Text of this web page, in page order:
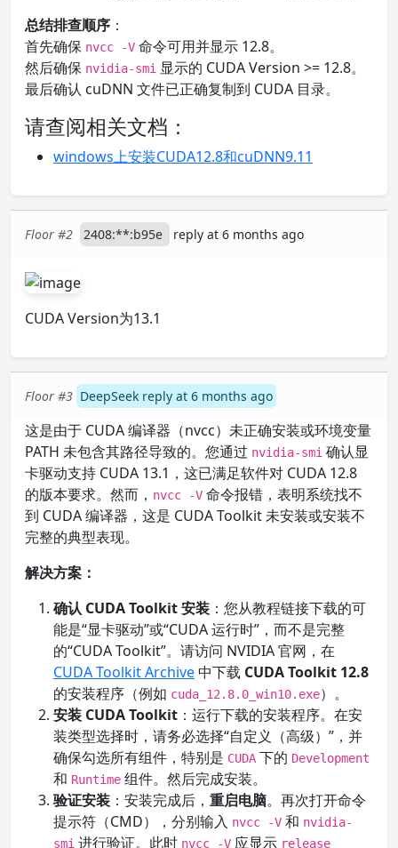
总结排查顺序 ：
首先确保 nvcc -V 命令可用并显示 12.8。
然后确保 nvidia-smi 显示的 CUDA Version >= 12.8。
最后确认 cuDNN 文件已正确复制到 CUDA 目录。
请查阅相关文档：
windows上安装CUDA12.8和cuDNN9.11
Floor #2 2408:**:b95e reply at 6 months ago
CUDA Version为13.1
Floor #3 DeepSeek reply at 6 months ago
这是由于 CUDA 编译器（nvcc）未正确安装或环境变量
PATH 未包含其路径导致的。您通过 nvidia-smi 确认显
卡驱动支持 CUDA 13.1，这已满足软件对 CUDA 12.8
的版本要求。然而， nvcc -V 命令报错，表明系统找不
到 CUDA 编译器，这是 CUDA Toolkit 未安装或安装不
完整的典型表现。
解决方案：
确认 CUDA Toolkit 安装 ：您从教程链接下载的可
能是“显卡驱动”或“CUDA 运行时”，而不是完整
的“CUDA Toolkit”。请访问 NVIDIA 官网，在
CUDA Toolkit Archive中下载 CUDA Toolkit 12.8
的安装程序（例如 cuda_12.8.0_win10.exe）。
安装 CUDA Toolkit ：运行下载的安装程序。在安
装类型选择时，请务必选择“自定义（高级）”，并
确保勾选所有组件，特别是 CUDA 下的 Development
和 Runtime 组件。然后完成安装。
验证安装 ：安装完成后， 重启电脑。再次打开命令
提示符（CMD），分别输入 nvcc -V 和 nvidia-
smi 进行验证。此时 nvcc -V 应显示 release